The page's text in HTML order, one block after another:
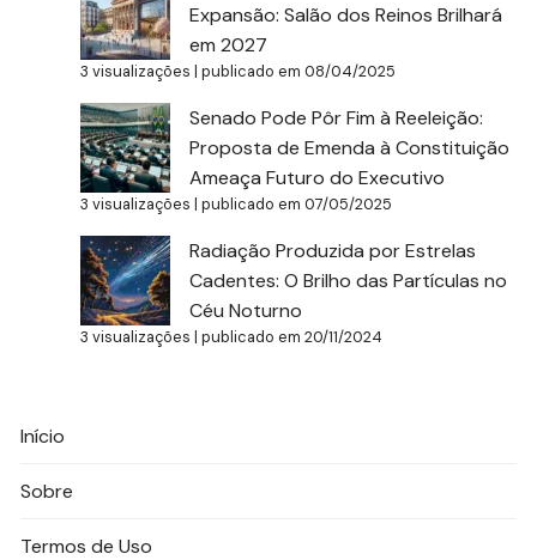
Expansão: Salão dos Reinos Brilhará
em 2027
3 visualizações |publicado em 08/04/2025
Senado Pode Pôr Fim à Reeleição:
Proposta de Emenda à Constituição
Ameaça Futuro do Executivo
3 visualizações |publicado em 07/05/2025
Radiação Produzida por Estrelas
Cadentes: O Brilho das Partículas no
Céu Noturno
3 visualizações |publicado em 20/11/2024
Início
Sobre
Termos de Uso